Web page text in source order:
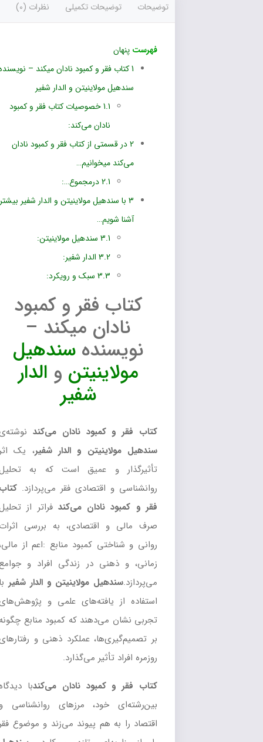
توضیحات توضیحات تکمیلی نظرات (0)
پنهان
کتاب فقر و کمبود نادان میکند – نویسنده
سندهیل مولاینیتن و الدار شفیر
خصوصیات کتاب فقر و کمبود
نادان می‌کند:
در قسمتی از کتاب فقر و کمبود نادان
می‌کند میخوانیم…
درمجموع…:
با سندهیل مولاینیتن و الدار شفیر بیشتر
آشنا شویم…
سندهیل مولاینیتن:
الدار شفیر:
سبک و رویکرد:
کتاب فقر و کمبود
نادان میکند –
نویسندهسندهیل
مولاینیتنوالدار
شفیر
کتاب فقر و کمبود نادان می‌کند نوشته‌ی
سندهیل مولاینیتن و الدار شفیر، یک اثر
تأثیرگذار و عمیق است که به تحلیل
روانشناسی و اقتصادی فقر می‌پردازد.کتاب
فقر و کمبود نادان می‌کند فراتر از تحلیل
صرف مالی و اقتصادی، به بررسی اثرات
روانی و شناختی کمبود منابع :اعم از مالی،
زمانی، و ذهنی در زندگی افراد و جوامع
می‌پردازد.سندهیل مولاینیتن و الدار شفیربا
استفاده از یافته‌های علمی و پژوهش‌های
تجربی نشان می‌دهند که کمبود منابع چگونه
بر تصمیم‌گیری‌ها، عملکرد ذهنی و رفتارهای
روزمره افراد تأثیر می‌گذارد.
کتاب فقر و کمبود نادان می‌کند با دیدگاه
بین‌رشته‌ای خود، مرزهای روانشناسی و
اقتصاد را به هم پیوند می‌زند و موضوع فقر